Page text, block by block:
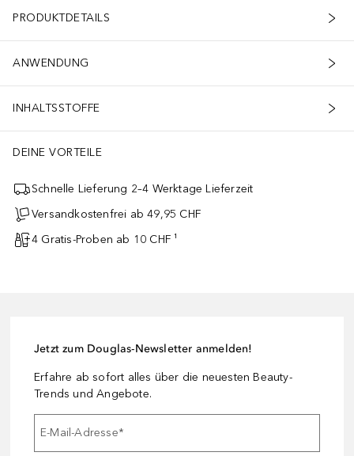
PRODUKTDETAILS
ANWENDUNG
INHALTSSTOFFE
DEINE VORTEILE
Schnelle Lieferung 2–4 Werktage Lieferzeit
Versandkostenfrei ab 49,95 CHF
4 Gratis-Proben ab 10 CHF ¹
Jetzt zum Douglas-Newsletter anmelden!
Erfahre ab sofort alles über die neuesten Beauty-
Trends und Angebote.
E-Mail-Adresse*